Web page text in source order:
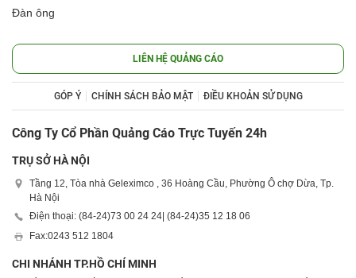
Đàn ông
LIÊN HỆ QUẢNG CÁO
GÓP Ý CHÍNH SÁCH BẢO MẬT ĐIỀU KHOẢN SỬ DỤNG
Công Ty Cổ Phần Quảng Cáo Trực Tuyến 24h
TRỤ SỞ HÀ NỘI
Tầng 12, Tòa nhà Geleximco , 36 Hoàng Cầu, Phường Ô chợ Dừa, Tp.
Hà Nội
Điện thoại: (84-24)73 00 24 24 | (84-24)35 12 18 06
Fax:0243 512 1804
CHI NHÁNH TP.HỒ CHÍ MINH